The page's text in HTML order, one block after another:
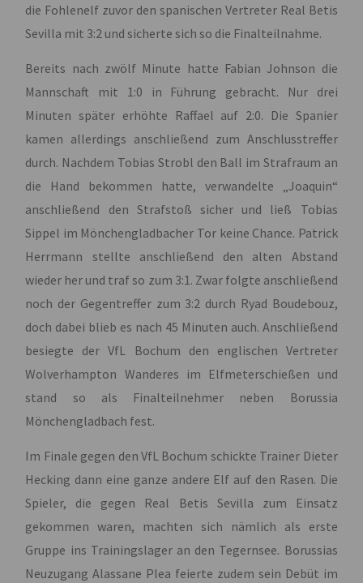
die Fohlenelf zuvor den spanischen Vertreter Real Betis
Sevilla mit 3:2 und sicherte sich so die Finalteilnahme.
Bereits nach zwölf Minute hatte Fabian Johnson die
Mannschaft mit 1:0 in Führung gebracht. Nur drei
Minuten später erhöhte Raffael auf 2:0. Die Spanier
kamen allerdings anschließend zum Anschlusstreffer
durch. Nachdem Tobias Strobl den Ball im Strafraum an
die Hand bekommen hatte, verwandelte „Joaquin“
anschließend den Strafstoß sicher und ließ Tobias
Sippel im Mönchengladbacher Tor keine Chance. Patrick
Herrmann stellte anschließend den alten Abstand
wieder her und traf so zum 3:1. Zwar folgte anschließend
noch der Gegentreffer zum 3:2 durch Ryad Boudebouz,
doch dabei blieb es nach 45 Minuten auch. Anschließend
besiegte der VfL Bochum den englischen Vertreter
Wolverhampton Wanderes im Elfmeterschießen und
stand so als Finalteilnehmer neben Borussia
Mönchengladbach fest.
Im Finale gegen den VfL Bochum schickte Trainer Dieter
Hecking dann eine ganze andere Elf auf den Rasen. Die
Spieler, die gegen Real Betis Sevilla zum Einsatz
gekommen waren, machten sich nämlich als erste
Gruppe ins Trainingslager an den Tegernsee. Borussias
Neuzugang Alassane Plea feierte zudem sein Debüt im